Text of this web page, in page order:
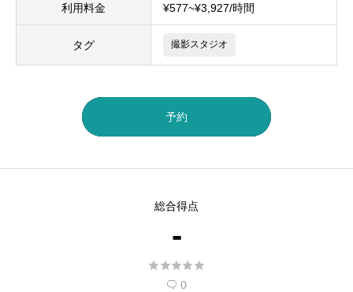
利用料金 ¥577~¥3,927/時間
タグ 撮影スタジオ
予約
総合得点
-

 0